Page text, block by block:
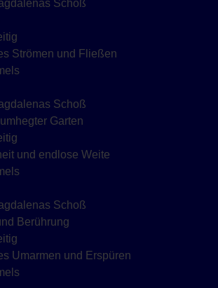
Schoß
Strömen und Fließen
Schoß
Garten
und endlose Weite
Schoß
Berührung
Umarmen und Erspüren